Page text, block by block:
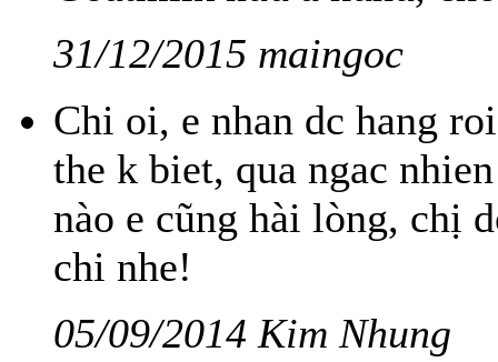
31/12/2015 maingoc
Chi oi, e nhan dc hang
the k biet, qua ngac
nào e cũng hài lòng, chị
chi nhe!
05/09/2014 Kim Nhung